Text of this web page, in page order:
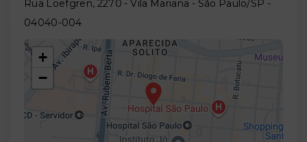
Rua Loefgren, 2270 - Vila Mariana - São Paulo/SP -
04040-004
+
−